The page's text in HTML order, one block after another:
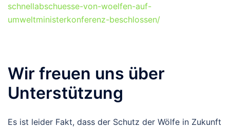
schnellabschuesse-von-woelfen-auf-
umweltministerkonferenz-beschlossen/
Wir freuen uns über
Unterstützung
Es ist leider Fakt, dass der Schutz der Wölfe in Zukunft